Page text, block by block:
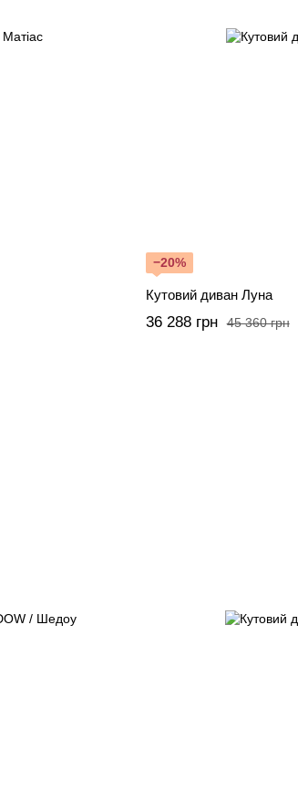
−20%
Кутовий диван Луна
45 360 грн
36 288 грн